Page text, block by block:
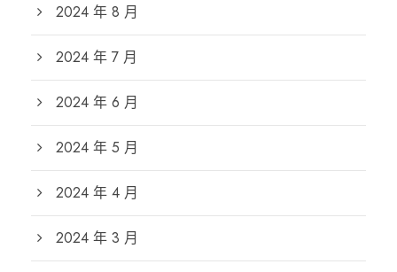
2024 年 8 月
2024 年 7 月
2024 年 6 月
2024 年 5 月
2024 年 4 月
2024 年 3 月